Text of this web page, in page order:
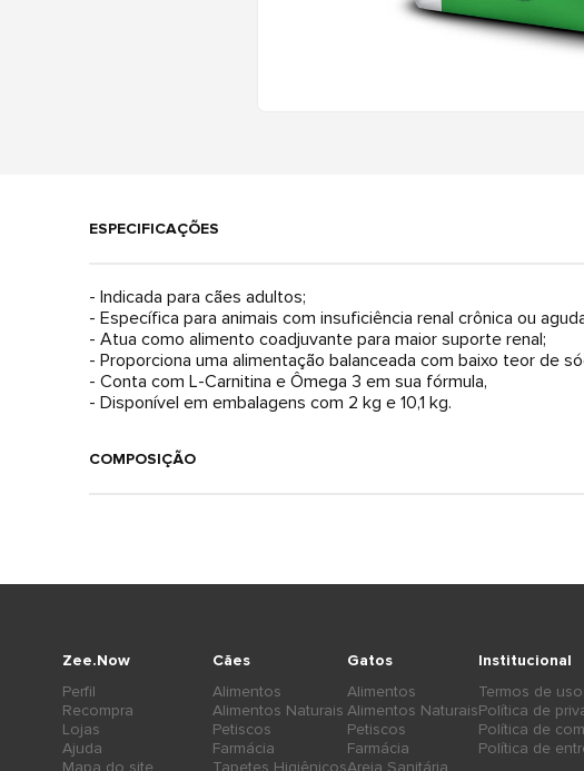
ESPECIFICAÇÕES
- Indicada para cães adultos;
- Específica para animais com insuficiência renal crônica ou
- Atua como alimento coadjuvante para maior suporte renal;
- Proporciona uma alimentação balanceada com baixo teor de
- Conta com L-Carnitina e Ômega 3 em sua fórmula,
- Disponível em embalagens com 2 kg e 10,1 kg.
COMPOSIÇÃO
Cães
Alimentos
Alimentos Naturais
Petiscos
Farmácia
Tapetes Higiênicos
Gatos
Alimentos
Alimentos Naturais
Petiscos
Farmácia
Areia Sanitária
Zee.Now
Perfil
Recompra
Lojas
Ajuda
Mapa do site
Institucional
Termos de uso
Política de
Política de
Política de